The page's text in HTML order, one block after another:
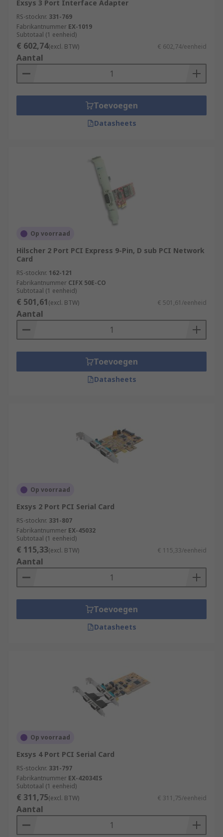
industrial applications including:
Court reporting
Automotive diagnostics
Security
Point of Sale (PoS) systems
Industrial automation
Heating Ventilation and Air Conditioning
Types of serial boards
Serial boards come in a broad range of options,
from the shape of the connectors to the type of
interface. Some of the types include:
PCIe RS232 Serial Boards
PCI RS232 Boards
Express Card RS232 Serial Boards
Interface PCI LPT, RS232 Boards
PCI RS422, RS485 Boards
Exsys 3 Port Interface Adapter
RS-stocknr. 331-769
Fabrikantnummer EX-1019
Subtotaal (1 eenheid)
€ 602,74(excl. BTW) € 602,74/eenheid
Aantal
Toevoegen
Datasheets
Op voorraad
Hilscher 2 Port PCI Express 9-Pin, D sub PCI Network
Card
RS-stocknr. 162-121
Fabrikantnummer CIFX 50E-CO
Subtotaal (1 eenheid)
€ 501,61(excl. BTW) € 501,61/eenheid
Aantal
Toevoegen
Datasheets
Op voorraad
Exsys 2 Port PCI Serial Card
RS-stocknr. 331-807
Fabrikantnummer EX-45032
Subtotaal (1 eenheid)
€ 115,33(excl. BTW) € 115,33/eenheid
Aantal
Toevoegen
Datasheets
Op voorraad
Exsys 4 Port PCI Serial Card
RS-stocknr. 331-797
Fabrikantnummer EX-42034IS
Subtotaal (1 eenheid)
€ 311,75(excl. BTW) € 311,75/eenheid
Aantal